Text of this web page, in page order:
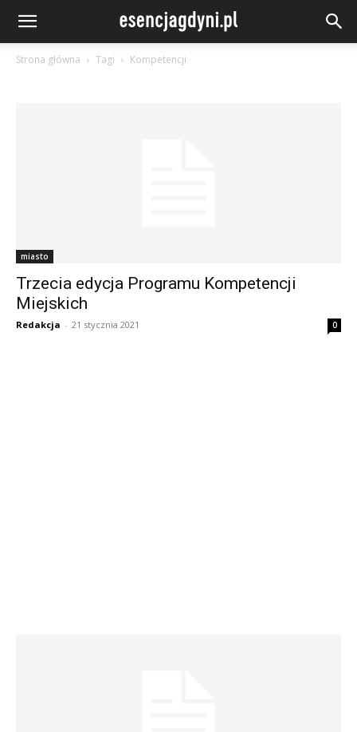
Strona główna Tagi Kompetencji
miasto
Trzecia edycja Programu Kompetencji
Miejskich
Redakcja - 21 stycznia 2021 0